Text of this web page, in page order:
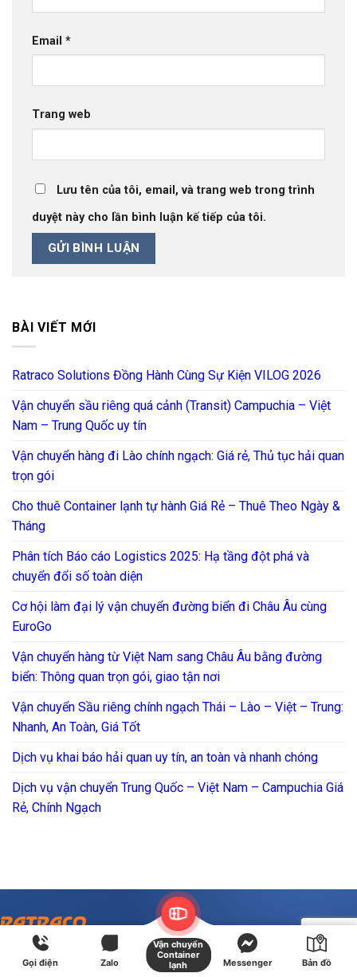
Email *
Trang web
Lưu tên của tôi, email, và trang web trong trình
duyệt này cho lần bình luận kế tiếp của tôi.
BÀI VIẾT MỚI
Ratraco Solutions Đồng Hành Cùng Sự Kiện VILOG 2026
Vận chuyển sầu riêng quá cảnh (Transit) Campuchia – Việt
Nam – Trung Quốc uy tín
Vận chuyển hàng đi Lào chính ngạch: Giá rẻ, Thủ tục hải quan
trọn gói
Cho thuê Container lạnh tự hành Giá Rẻ – Thuê Theo Ngày &
Tháng
Phân tích Báo cáo Logistics 2025: Hạ tầng đột phá và
chuyển đổi số toàn diện
Cơ hội làm đại lý vận chuyển đường biển đi Châu Âu cùng
EuroGo
Vận chuyển hàng từ Việt Nam sang Châu Âu bằng đường
biển: Thông quan trọn gói, giao tận nơi
Vận chuyển Sầu riêng chính ngạch Thái – Lào – Việt – Trung:
Nhanh, An Toàn, Giá Tốt
Dịch vụ khai báo hải quan uy tín, an toàn và nhanh chóng
Dịch vụ vận chuyển Trung Quốc – Việt Nam – Campuchia Giá
Rẻ, Chính Ngạch
Công ty TNHH Giải Pháp Vận Tải RATRACO
Gọi điện Zalo
Vận chuyển
Container
lạnh
Messenger Bản đồ